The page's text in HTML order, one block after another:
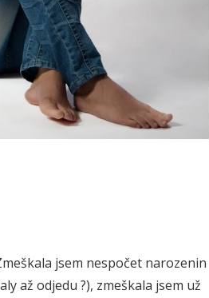
jsem nespočet narozenin
až odjedu ?), zmeškala jsem už